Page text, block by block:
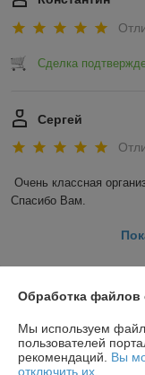
Сделка
Сергей
Очень классная
Спасибо Вам.
О нас
Контакты
Обработка файлов
Мы используем
пользователей
рекомендаций. Вы
отключить их.